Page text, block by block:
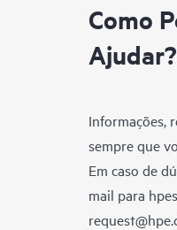
Como
Ajudar?
Informações,
sempre que
Em caso de
mail para